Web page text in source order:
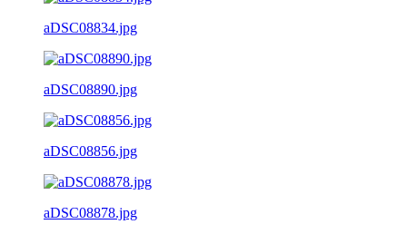
aDSC08834.jpg
aDSC08890.jpg
aDSC08856.jpg
aDSC08878.jpg